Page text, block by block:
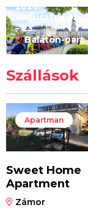
2026.
augusztus 22
– 23.
Balaton-part
Szállások
Apartman
Sweet Home
Apartment
Zámor